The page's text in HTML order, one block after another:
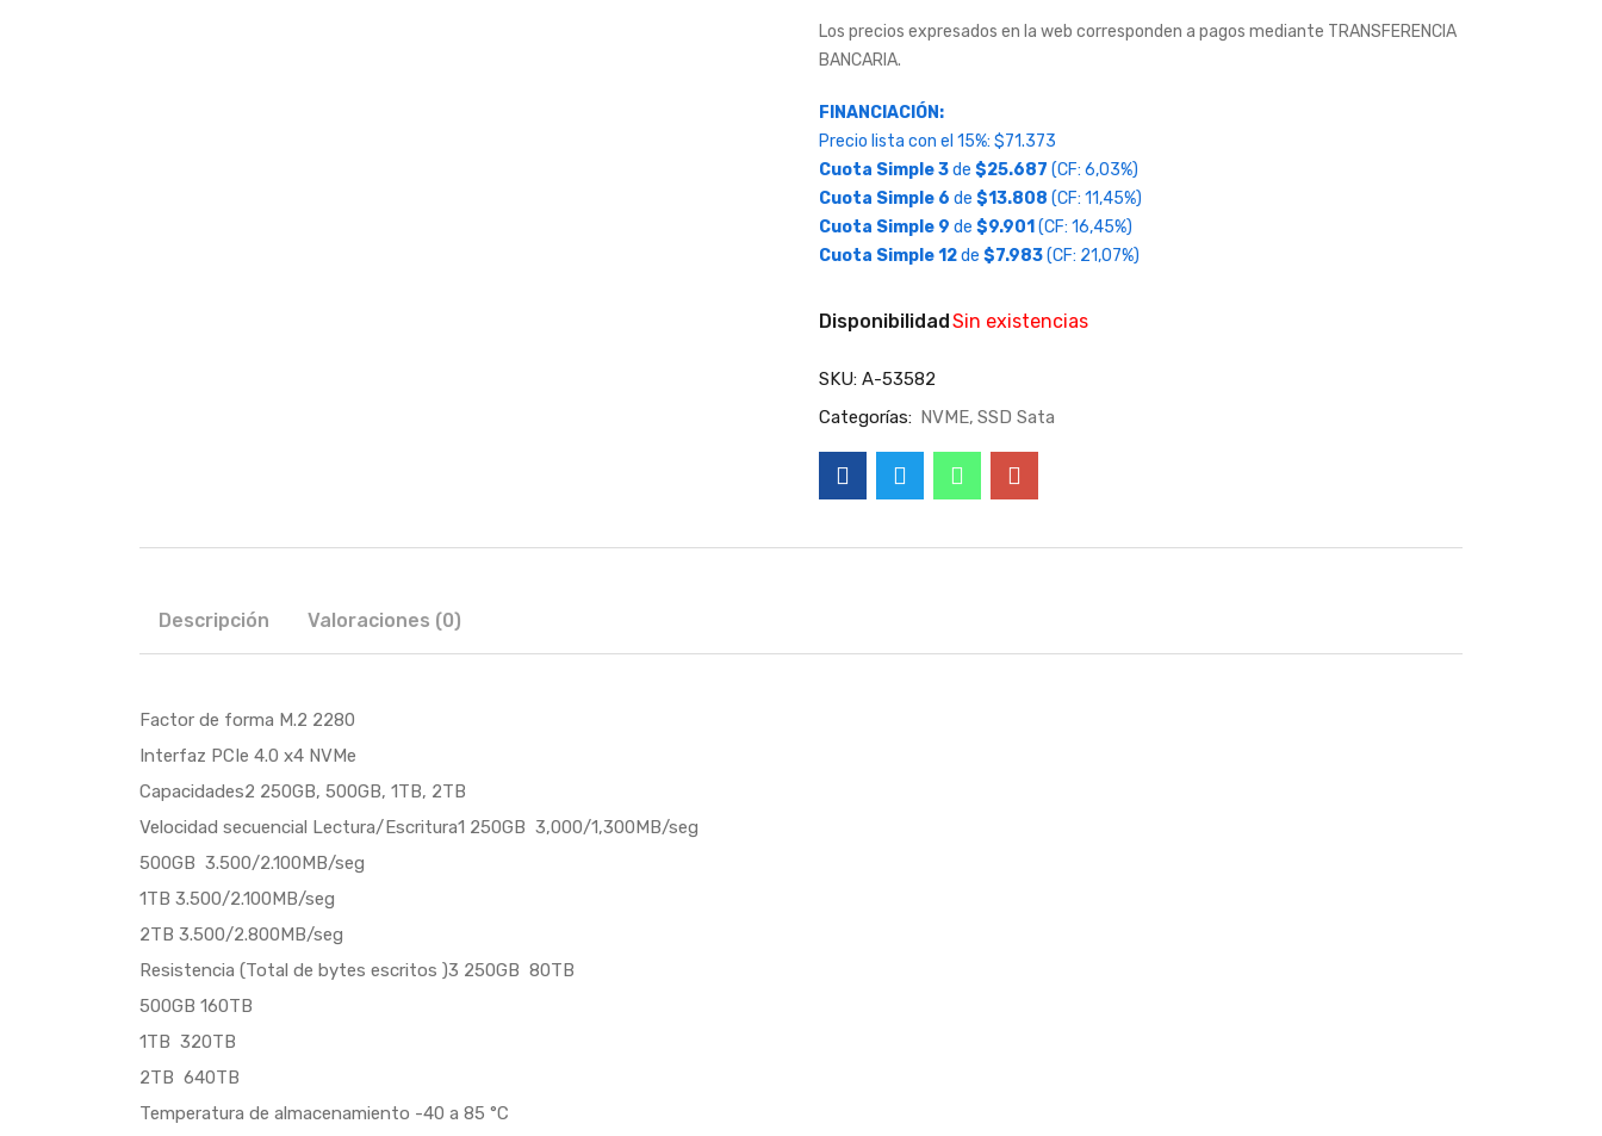
Los precios expresados en la web corresponden a pagos mediante TRANSFERENCIA
BANCARIA.
FINANCIACIÓN:
Precio lista con el 15%: $71.373
Cuota Simple 3de $25.687 (CF: 6,03%)
Cuota Simple 6 de $13.808 (CF: 11,45%)
Cuota Simple 9 de $9.901 (CF: 16,45%)
Cuota Simple 12de $7.983(CF: 21,07%)
DisponibilidadSin existencias
SKU: A-53582
Categorías: NVME SSD Sata
Descripción Valoraciones (0)
Factor de forma M.2 2280
Interfaz PCIe 4.0 x4 NVMe
Capacidades2 250GB, 500GB, 1TB, 2TB
Velocidad secuencial Lectura/Escritura1 250GB  3,000/1,300MB/seg
500GB 3.500/2.100MB/seg
1TB 3.500/2.100MB/seg
2TB 3.500/2.800MB/seg
Resistencia (Total de bytes escritos )3 250GB  80TB
500GB 160TB
1TB  320TB
2TB  640TB
Temperatura de almacenamiento -40 a 85 °C